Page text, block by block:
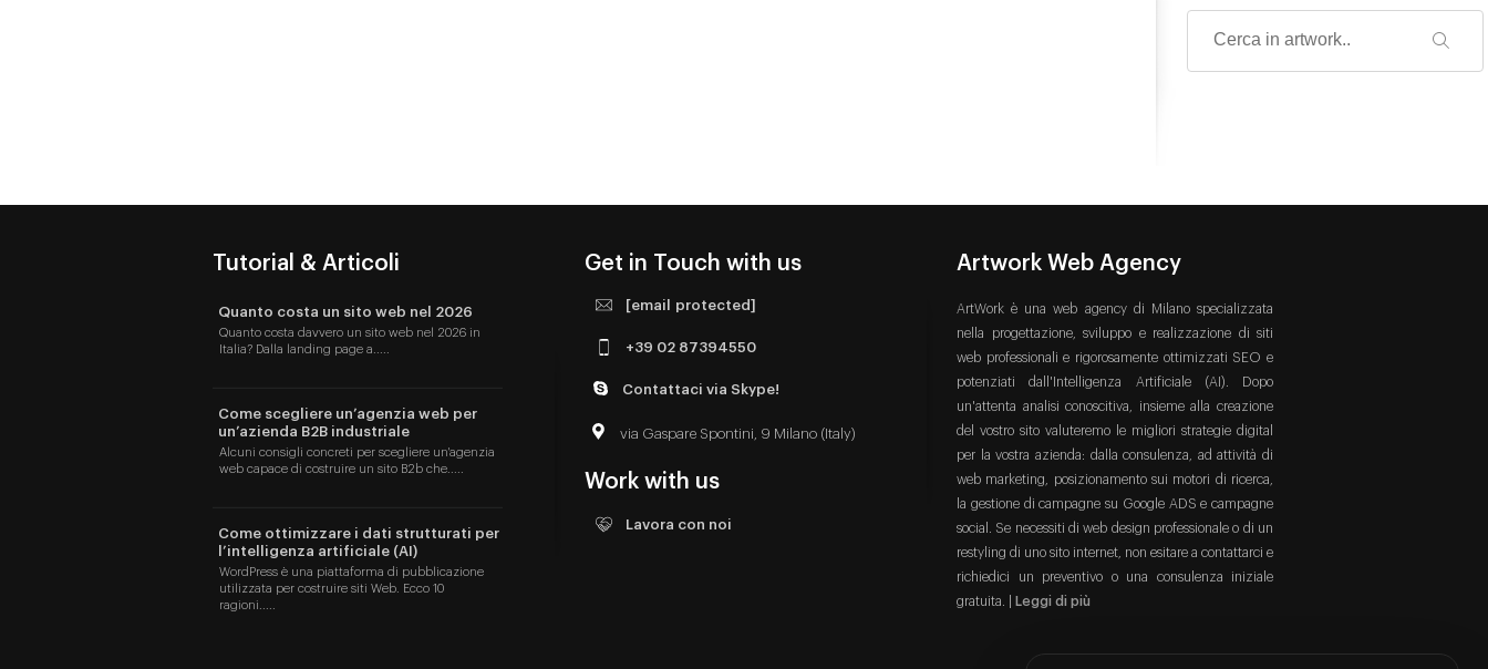
Tutorial & Articoli
Quanto costa un sito web nel 2026
Quanto costa davvero un sito web nel 2026 in
Italia? Dalla landing page a.....
Come scegliere un’agenzia web per
un’azienda B2B industriale
Alcuni consigli concreti per scegliere un'agenzia
web capace di costruire un sito B2b che.....
Come ottimizzare i dati strutturati per
l’intelligenza artificiale (AI)
WordPress è una piattaforma di pubblicazione
utilizzata per costruire siti Web. Ecco 10
ragioni.....
Get in Touch with us
[email protected]
+39 02 87394550
Contattaci via Skype!
via Gaspare Spontini, 9 Milano (Italy)
Work with us
Lavora con noi
Artwork Web Agency
ArtWork è una web agency di Milano specializzata
nella progettazione, sviluppo e realizzazione di siti
web professionali e rigorosamente ottimizzati SEO e
potenziati dall'Intelligenza Artificiale (AI). Dopo
un'attenta analisi conoscitiva, insieme alla creazione
del vostro sito valuteremo le migliori strategie digital
per la vostra azienda: dalla consulenza, ad attività di
web marketing, posizionamento sui motori di ricerca,
la gestione di campagne su Google ADS e campagne
social. Se necessiti di web design professionale o di un
restyling di uno sito internet, non esitare a contattarci e
richiedici un preventivo o una consulenza iniziale
gratuita. |
Leggi di più